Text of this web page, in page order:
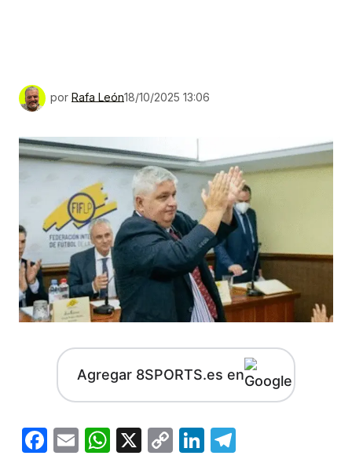
por Rafa León18/10/2025 13:06
Agregar 8SPORTS.es en
Facebook
EmailWhatsApp
X
CopyLinkedIn